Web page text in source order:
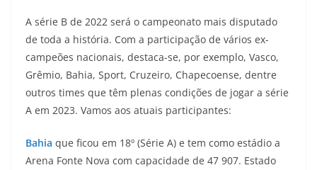
A série B de 2022 será o campeonato mais disputado
de toda a história. Com a participação de vários ex-
campeões nacionais, destaca-se, por exemplo, Vasco,
Grêmio, Bahia, Sport, Cruzeiro, Chapecoense, dentre
outros times que têm plenas condições de jogar a série
A em 2023. Vamos aos atuais participantes:
Bahia que ficou em 18º (Série A) e tem como estádio a
Arena Fonte Nova com capacidade de 47 907. Estado